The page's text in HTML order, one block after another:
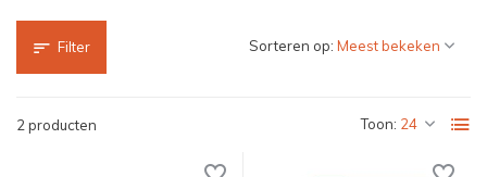
Filter
2 producten Toon:
Sorteren op: